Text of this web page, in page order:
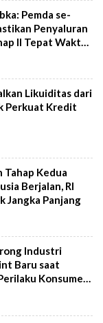
Pemda se-
Penyaluran
II Tepat Waktu
Likuiditas dari
Perkuat Kredit
Tahap Kedua
Berjalan, RI
Jangka Panjang
Industri
Baru saat
Konsumen